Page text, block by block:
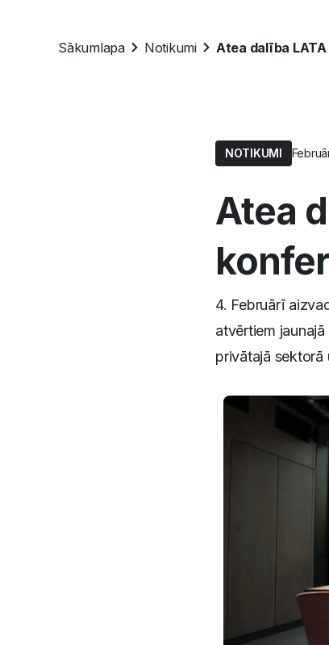
Sākumlapa Notikumi
NOTIKUMI
Atea
4. Februārī
atvērtiem
privātajā sektorā